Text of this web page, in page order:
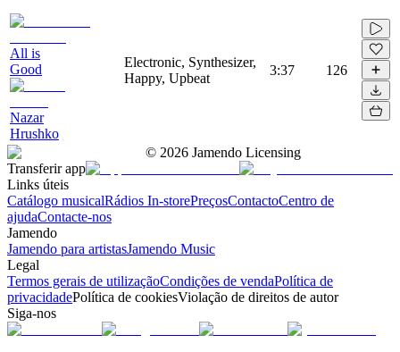
All is
Good
Nazar
Hrushko
Electronic, Synthesizer,
Happy, Upbeat
3:37 126
© 2026 Jamendo Licensing
Transferir app
Links úteis
Catálogo musicalRádios In-storePreçosContactoCentro de
ajudaContacte-nos
Jamendo
Jamendo para artistasJamendo Music
Legal
Termos gerais de utilizaçãoCondições de vendaPolítica de
privacidadePolítica de cookiesViolação de direitos de autor
Siga-nos